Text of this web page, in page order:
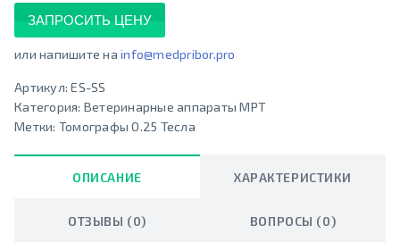
ЗАПРОСИТЬ ЦЕНУ
или напишите на info@medpribor.pro
Артикул:ES-SS
Категория: Ветеринарные аппараты МРТ
Метки: Томографы 0.25 Тесла
ОПИСАНИЕ ХАРАКТЕРИСТИКИ
ОТЗЫВЫ (0) ВОПРОСЫ (0)